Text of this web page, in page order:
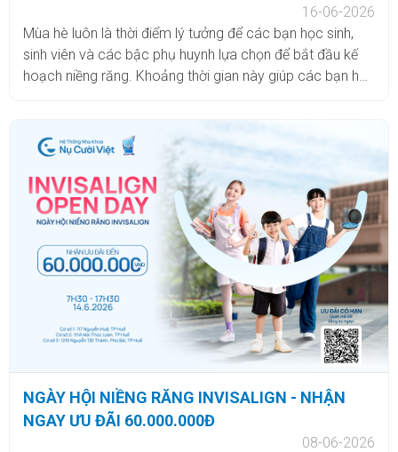
16-06-2026
Mùa hè luôn là thời điểm lý tưởng để các bạn học sinh,
sinh viên và các bậc phụ huynh lựa chọn để bắt đầu kế
hoạch niềng răng. Khoảng thời gian này giúp các bạn học
động thời gian thăm khám mà không bị ảnh hưởng đến
lịch học tập.
NGÀY HỘI NIỀNG RĂNG INVISALIGN - NHẬN
NGAY ƯU ĐÃI 60.000.000Đ
08-06-2026